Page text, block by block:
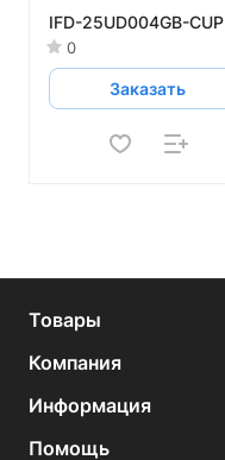
IFD-25UD004GB-CUP
0
Заказать
Товары
Компания
Информация
Помощь